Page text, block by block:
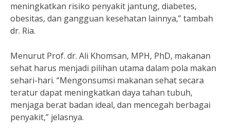
meningkatkan risiko penyakit jantung, diabetes,
obesitas, dan gangguan kesehatan lainnya,” tambah
dr. Ria.
Menurut Prof. dr. Ali Khomsan, MPH, PhD, makanan
sehat harus menjadi pilihan utama dalam pola makan
sehari-hari. “Mengonsumsi makanan sehat secara
teratur dapat meningkatkan daya tahan tubuh,
menjaga berat badan ideal, dan mencegah berbagai
penyakit,” jelasnya.